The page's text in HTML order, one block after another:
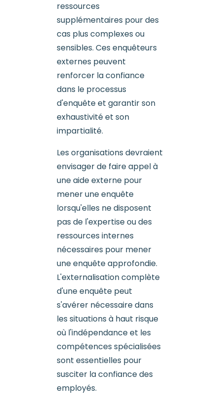
ressources
supplémentaires pour des
cas plus complexes ou
sensibles. Ces enquêteurs
externes peuvent
renforcer la confiance
dans le processus
d'enquête et garantir son
exhaustivité et son
impartialité.
Les organisations devraient
envisager de faire appel à
une aide externe pour
mener une enquête
lorsqu'elles ne disposent
pas de l'expertise ou des
ressources internes
nécessaires pour mener
une enquête approfondie.
L'externalisation complète
d'une enquête peut
s'avérer nécessaire dans
les situations à haut risque
où l'indépendance et les
compétences spécialisées
sont essentielles pour
susciter la confiance des
employés.